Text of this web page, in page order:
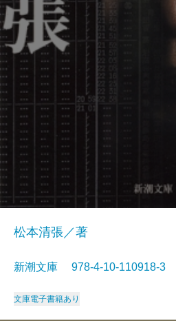
松本清張／著
新潮文庫 978-4-10-110918-
文庫電子書籍あり